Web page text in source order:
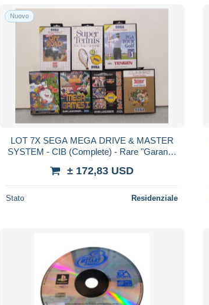
Nuovo
LOT 7X SEGA MEGA DRIVE & MASTER
SYSTEM - CIB (Complete) - Rare "Garantia
manuals
± 172,83 USD
Stato Residenziale